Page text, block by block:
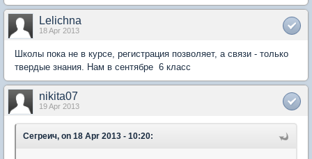
Lelichna
18 Apr 2013
Школы пока не в курсе, регистрация позволяет, а связи - только
твердые знания. Нам в сентябре 6 класс
nikita07
19 Apr 2013
Сегреич, on 18 Apr 2013 - 10:20: